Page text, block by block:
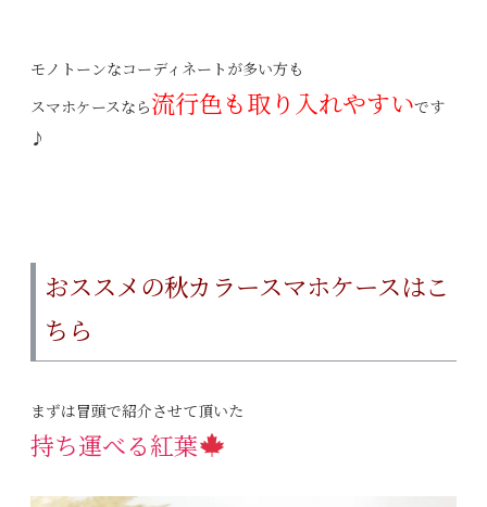
モノトーンなコーディネートが多い方も
スマホケースなら流行色も取り入れやすいです
♪
おススメの秋カラースマホケースはこ
ちら
まずは冒頭で紹介させて頂いた
持ち運べる紅葉